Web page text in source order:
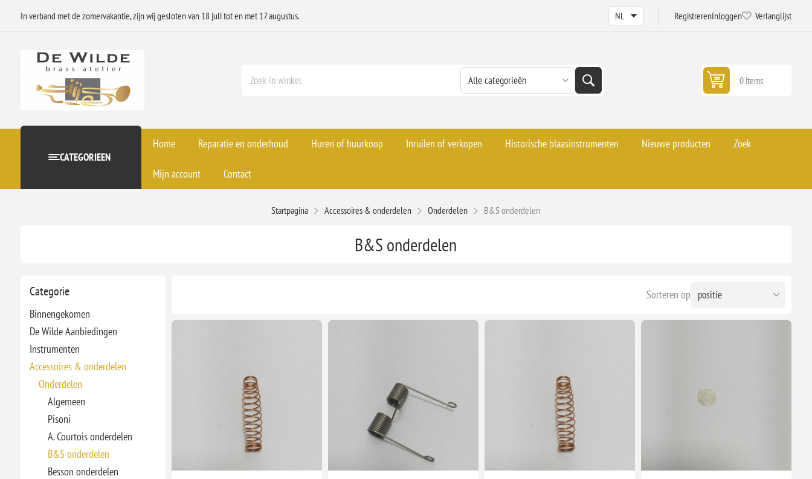
In verband met de zomervakantie, zijn wij gesloten van 18 juli tot en met 17 augustus. RegistrerenInloggen Verlanglijst
0 items
CATEGORIEEN
Home Reparatie en onderhoud Huren of huurkoop Inruilen of verkopen Historische blaasinstrumenten Nieuwe producten Zoek
Mijn account Contact
Startpagina Accessoires & onderdelen Onderdelen B&S onderdelen
Categorie
Binnengekomen
De Wilde Aanbiedingen
Instrumenten
Accessoires & onderdelen
Onderdelen
Algemeen
Pisoni
A. Courtois onderdelen
B&S onderdelen
Besson onderdelen
B&S onderdelen
Sorteren op